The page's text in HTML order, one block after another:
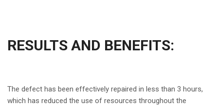
RESULTS AND BENEFITS:
The defect has been effectively repaired in less than 3 hours,
which has reduced the use of resources throughout the